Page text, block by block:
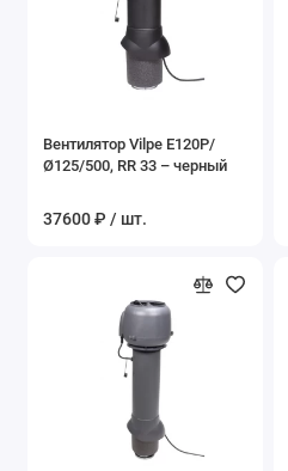
Вентилятор Vilpe E120P/
Ø125/500, RR 33 – черный
37600 ₽ / шт.